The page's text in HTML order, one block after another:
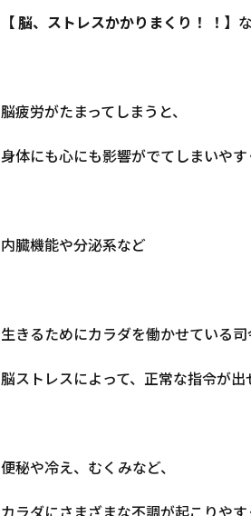
【 脳、ストレスかかりまくり！ ！】
脳疲労がたまってしまうと、
身体にも心にも影響がでてしまいやす
内臓機能や分泌系など
生きるためにカラダを働かせている
脳ストレスによって、正常な指令が
便秘や冷え、むくみなど、
カラダにさまざまな不調が起こりやす